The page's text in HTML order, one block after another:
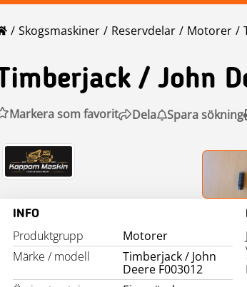
Skogsmaskiner Reservdelar Motorer
Timberjack / John
Markera som favorit Dela Spara sökning
INFO
Produktgrupp
Motorer
Märke / modell
Timberjack / John
Deere F003012